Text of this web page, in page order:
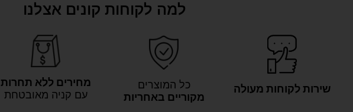
למה לקוחות קונים אצלנו
שירות לקוחות מעולה
כל המוצרים
מקוריים באחריות
מחירים ללא תחרות
עם קניה מאובטחת